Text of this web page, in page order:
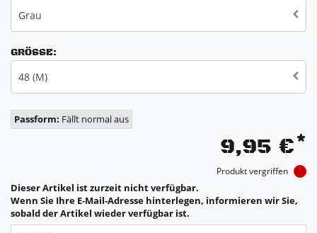
Grau
GRÖSSE:
48 (M)
Passform: Fällt normal aus
9,95 €*
Produkt vergriffen
Dieser Artikel ist zurzeit nicht verfügbar.
Wenn Sie Ihre E-Mail-Adresse hinterlegen, informieren wir Sie,
sobald der Artikel wieder verfügbar ist.